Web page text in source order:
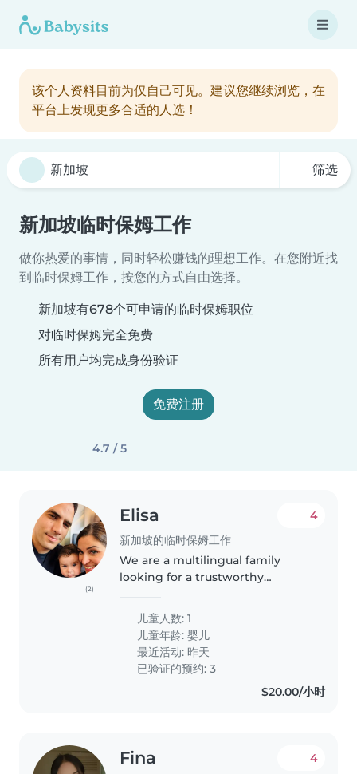
该个人资料目前为仅自己可见。建议您继续浏览，在
平台上发现更多合适的人选！
筛选
新加坡临时保姆工作
做你热爱的事情，同时轻松赚钱的理想工作。在您附近找
到临时保姆工作，按您的方式自由选择。
新加坡有678个可申请的临时保姆职位
对临时保姆完全免费
所有用户均完成身份验证
免费注册
4.7 / 5
(2)
Elisa
新加坡的临时保姆工作
4
We are a multilingual family
looking for a trustworthy
affectionate, and curious 7
months-old baby. We need
someone who is comfortable
with cooking..
儿童人数: 1
儿童年龄:婴儿
最近活动: 昨天
已验证的预约: 3
$20.00/小时
Fina 4